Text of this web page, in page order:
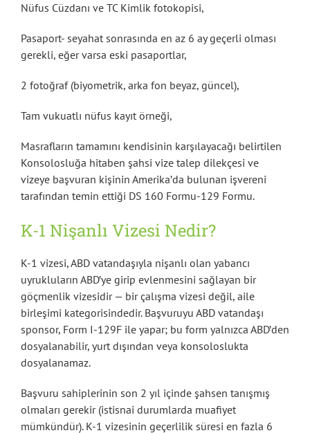
Nüfus Cüzdanı ve TC Kimlik fotokopisi,
Pasaport- seyahat sonrasında en az 6 ay geçerli olması
gerekli, eğer varsa eski pasaportlar,
2 fotoğraf (biyometrik, arka fon beyaz, güncel),
Tam vukuatlı nüfus kayıt örneği,
Masrafların tamamını kendisinin karşılayacağı belirtilen
Konsolosluğa hitaben şahsi vize talep dilekçesi ve
vizeye başvuran kişinin Amerika’da bulunan işvereni
tarafından temin ettiği DS 160 Formu-129 Formu.
K-1 Nişanlı Vizesi Nedir?
K-1 vizesi, ABD vatandaşıyla nişanlı olan yabancı
uyrukluların ABD’ye girip evlenmesini sağlayan bir
göçmenlik vizesidir — bir çalışma vizesi değil, aile
birleşimi kategorisindedir. Başvuruyu ABD vatandaşı
sponsor, Form I-129F ile yapar; bu form yalnızca ABD’den
dosyalanabilir, yurt dışından veya konsoloslukta
dosyalanamaz.
Başvuru sahiplerinin son 2 yıl içinde şahsen tanışmış
olmaları gerekir (istisnai durumlarda muafiyet
mümkündür). K-1 vizesinin geçerlilik süresi en fazla 6